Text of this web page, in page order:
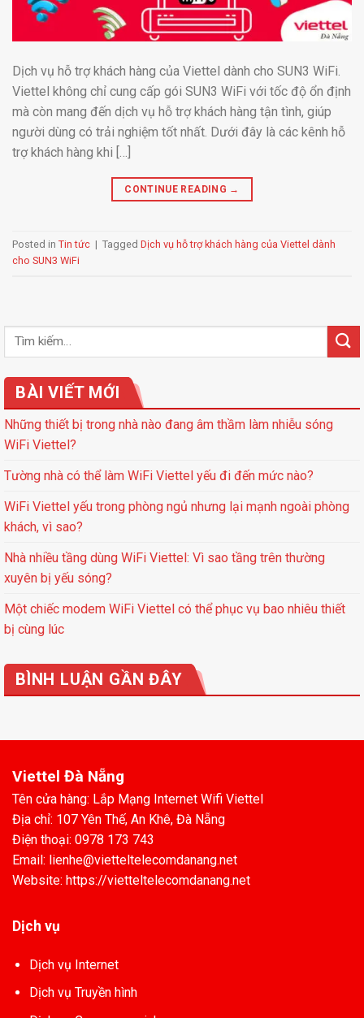
Dịch vụ hỗ trợ khách hàng của Viettel dành cho SUN3 WiFi.
Viettel không chỉ cung cấp gói SUN3 WiFi với tốc độ ổn định
mà còn mang đến dịch vụ hỗ trợ khách hàng tận tình, giúp
người dùng có trải nghiệm tốt nhất. Dưới đây là các kênh hỗ
trợ khách hàng khi […]
CONTINUE READING →
Posted in Tin tức | Tagged Dịch vụ hỗ trợ khách hàng của Viettel dành
cho SUN3 WiFi
BÀI VIẾT MỚI
Những thiết bị trong nhà nào đang âm thầm làm nhiễu sóng
WiFi Viettel?
Tường nhà có thể làm WiFi Viettel yếu đi đến mức nào?
WiFi Viettel yếu trong phòng ngủ nhưng lại mạnh ngoài phòng
khách, vì sao?
Nhà nhiều tầng dùng WiFi Viettel: Vì sao tầng trên thường
xuyên bị yếu sóng?
Một chiếc modem WiFi Viettel có thể phục vụ bao nhiêu thiết
bị cùng lúc
BÌNH LUẬN GẦN ĐÂY
Viettel Đà Nẵng
Tên cửa hàng: Lắp Mạng Internet Wifi Viettel
Địa chỉ: 107 Yên Thế, An Khê, Đà Nẵng
Điện thoại: 0978 173 743
Email: lienhe@vietteltelecomdanang.net
Website: https://vietteltelecomdanang.net
Dịch vụ
Dịch vụ Internet
Dịch vụ Truyền hình